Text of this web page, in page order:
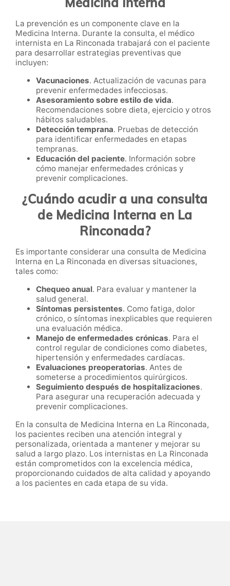
La prevención es un componente clave en la
Medicina Interna. Durante la consulta, el médico
internista en La Rinconada trabajará con el paciente
para desarrollar estrategias preventivas que
incluyen:
Vacunaciones. Actualización de vacunas para
prevenir enfermedades infecciosas.
Asesoramiento sobre estilo de vida.
Recomendaciones sobre dieta, ejercicio y otros
hábitos saludables.
Detección temprana. Pruebas de detección
para identificar enfermedades en etapas
tempranas.
Educación del paciente. Información sobre
cómo manejar enfermedades crónicas y
prevenir complicaciones.
¿Cuándo acudir a una consulta
de Medicina Interna en La
Rinconada?
Es importante considerar una consulta de Medicina
Interna en La Rinconada en diversas situaciones,
tales como:
Chequeo anual. Para evaluar y mantener la
salud general.
Síntomas persistentes. Como fatiga, dolor
crónico, o síntomas inexplicables que requieren
una evaluación médica.
Manejo de enfermedades crónicas. Para el
control regular de condiciones como diabetes,
hipertensión y enfermedades cardíacas.
Evaluaciones preoperatorias. Antes de
someterse a procedimientos quirúrgicos.
Seguimiento después de hospitalizaciones.
Para asegurar una recuperación adecuada y
prevenir complicaciones.
En la consulta de Medicina Interna en La Rinconada,
los pacientes reciben una atención integral y
personalizada, orientada a mantener y mejorar su
salud a largo plazo. Los internistas en La Rinconada
están comprometidos con la excelencia médica,
proporcionando cuidados de alta calidad y apoyando
a los pacientes en cada etapa de su vida.